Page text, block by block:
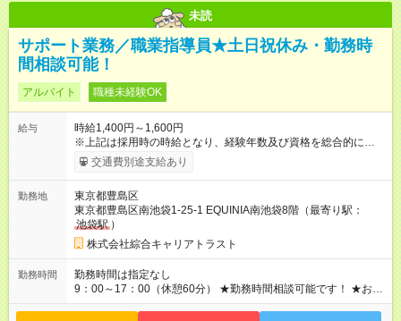
未読
サポート業務／職業指導員★土日祝休み・勤務時
間相談可能！
アルバイト 職種未経験OK
給与
時給1,400円～1,600円
※上記は採用時の時給となり、経験年数及び資格を総合的に考慮
して決定します 【試用期間】試用期間あり 試用期間の長さ：2
ヶ月 雇用形態、給与は本採用時と同じです。
交通費別途支給あり
勤務地
東京都豊島区
東京都豊島区南池袋1-25-1 EQUINIA南池袋8階（最寄り駅：
池袋駅 ）
株式会社綜合キャリアトラスト
勤務時間
勤務時間は指定なし
9：00～17：00（休憩60分） ★勤務時間相談可能です！ ★お気
軽にご相談ください